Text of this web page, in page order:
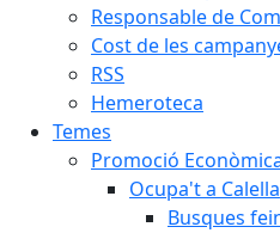
Responsable de
Cost de les
RSS
Hemeroteca
Temes
Promoció
Ocupa't a Calella
Busques